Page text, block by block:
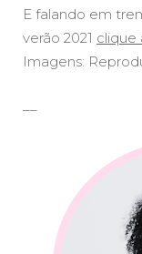
E falando em
verão 2021 clique
Imagens: